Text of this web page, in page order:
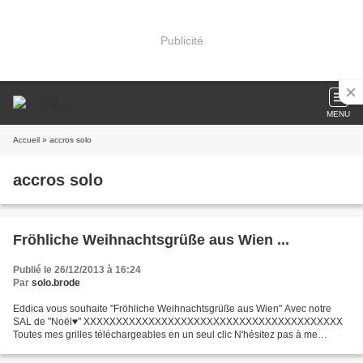
Publicité
MENU
Accueil » accros solo
accros solo
Fröhliche Weihnachtsgrüße aus Wien ...
Publié le 26/12/2013 à 16:24
Par solo.brode
Eddica vous souhaite "Fröhliche Weihnachtsgrüße aus Wien" Avec notre
SAL de "Noël♥" XXXXXXXXXXXXXXXXXXXXXXXXXXXXXXXXXXXXXXXX
Toutes mes grilles téléchargeables en un seul clic N'hésitez pas à me